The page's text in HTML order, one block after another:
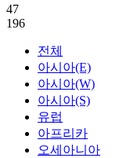
47
196
전체
아시아(E)
아시아(W)
아시아(S)
유럽
아프리카
오세아니아